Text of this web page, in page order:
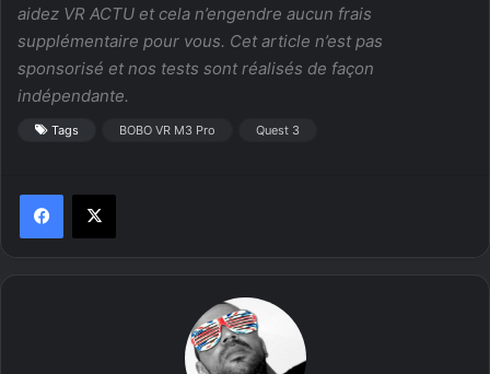
aidez VR ACTU et cela n’engendre aucun frais
supplémentaire pour vous. Cet article n’est pas
sponsorisé et nos tests sont réalisés de façon
indépendante.
Tags BOBO VR M3 Pro Quest 3